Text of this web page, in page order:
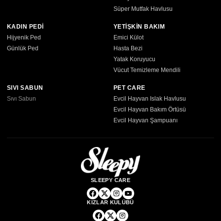
Süper Mutfak Havlusu
KADIN PEDİ
Hijyenik Ped
Günlük Ped
YETİŞKİN BAKIM
Emici Külot
Hasta Bezi
Yatak Koruyucu
Vücut Temizleme Mendili
SIVI SABUN
Sıvı Sabun
PET CARE
Evcil Hayvan Islak Havlusu
Evcil Hayvan Bakım Örtüsü
Evcil Hayvan Şampuanı
SLEEPY CARE
KIZLAR KULÜBÜ